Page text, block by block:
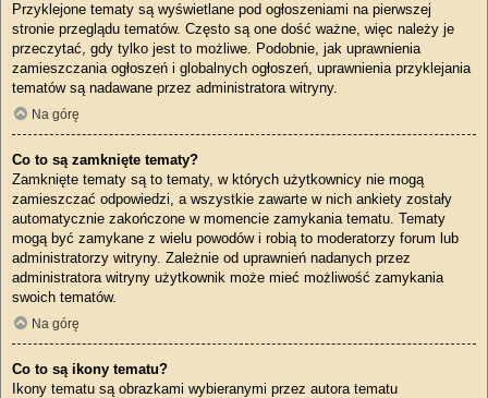
Przyklejone tematy są wyświetlane pod ogłoszeniami na pierwszej
stronie przeglądu tematów. Często są one dość ważne, więc należy je
przeczytać, gdy tylko jest to możliwe. Podobnie, jak uprawnienia
zamieszczania ogłoszeń i globalnych ogłoszeń, uprawnienia przyklejania
tematów są nadawane przez administratora witryny.
Na górę
Co to są zamknięte tematy?
Zamknięte tematy są to tematy, w których użytkownicy nie mogą
zamieszczać odpowiedzi, a wszystkie zawarte w nich ankiety zostały
automatycznie zakończone w momencie zamykania tematu. Tematy
mogą być zamykane z wielu powodów i robią to moderatorzy forum lub
administratorzy witryny. Zależnie od uprawnień nadanych przez
administratora witryny użytkownik może mieć możliwość zamykania
swoich tematów.
Na górę
Co to są ikony tematu?
Ikony tematu są obrazkami wybieranymi przez autora tematu